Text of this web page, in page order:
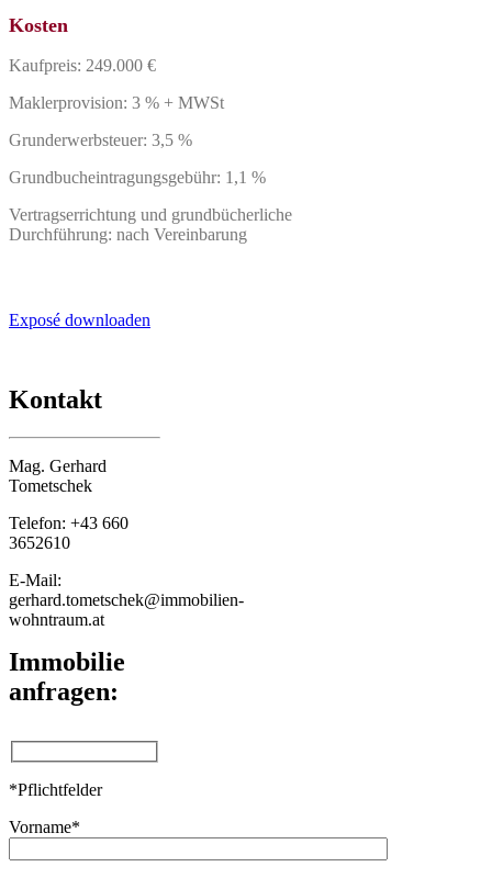
Kosten
Kaufpreis: 249.000 €
Maklerprovision: 3 % + MWSt
Grunderwerbsteuer: 3,5 %
Grundbucheintragungsgebühr: 1,1 %
Vertragserrichtung und grundbücherliche
Durchführung: nach Vereinbarung
Exposé downloaden
Kontakt
Mag. Gerhard
Tometschek
Telefon: +43 660
3652610
E-Mail:
gerhard.tometschek@immobilien-
wohntraum.at
Immobilie
anfragen:
*Pflichtfelder
Vorname*